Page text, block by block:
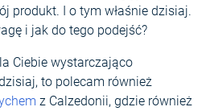
produkt. I o tym właśnie dzisiaj.
i jak do tego podejść?
Ciebie wystarczająco
to polecam również
z Calzedonii, gdzie również